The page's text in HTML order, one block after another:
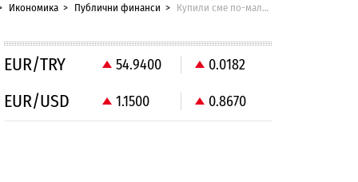
Икономика Публични финанси Купили сме по-малко хранителни стоки спрямо година по-рано
EUR/TRY 54.9400 0.0182
EUR/USD 1.1500 0.8670